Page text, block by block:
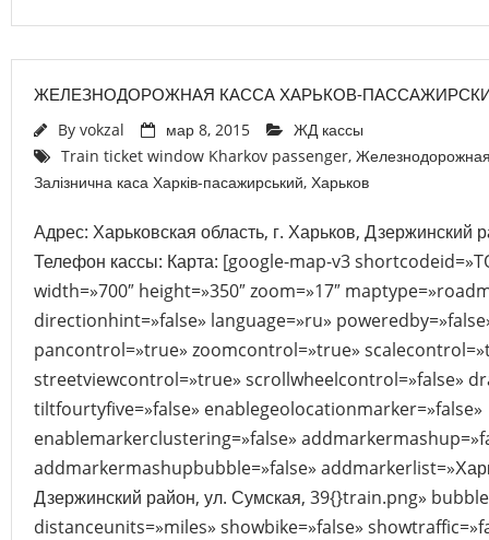
ЖЕЛЕЗНОДОРОЖНАЯ КАССА ХАРЬКОВ-
By vokzal мар 8, 2015
ЖД кассы
Train ticket window Kharkov passenger,
Залізнична каса Харків-пасажирський, Харьков
Адрес: Харьковская область, г. Харьков, Дзержинский
Телефон кассы: Карта: [google-map-v3
width=»700″ height=»350″ zoom=»17″
directionhint=»false» language=»ru»
pancontrol=»true» zoomcontrol=»true»
streetviewcontrol=»true» scrollwheelcontrol=»false»
tiltfourtyfive=»false» enablegeolocationmarker=»false»
enablemarkerclustering=»false»
addmarkermashupbubble=»false»
Дзержинский район, ул. Сумская, 39{}train.png»
distanceunits=»miles» showbike=»false»